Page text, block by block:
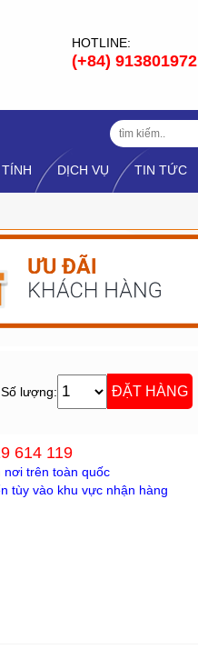
HOTLINE:
(+84) 913801972
DỊCH VỤ TIN TỨC
Số lượng:
614 119
nơi trên toàn quốc
tùy vào khu vực nhận hàng